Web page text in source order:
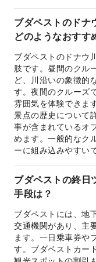
ブダペストのドナ
どのようなおすす
ブダペストのドナウ
肢です。昼間のクル
ど、川沿いの象徴的
す。夜間のクルーズ
雰囲気を体験できま
景点の歴史について
事が含まれているオ
めます。一般的なク
ーに組み込みやすい
ブダペストの終日
手段は？
ブダペストには、地
交通機関があり、主
ます。一日乗車券や
す。ブダペストカー